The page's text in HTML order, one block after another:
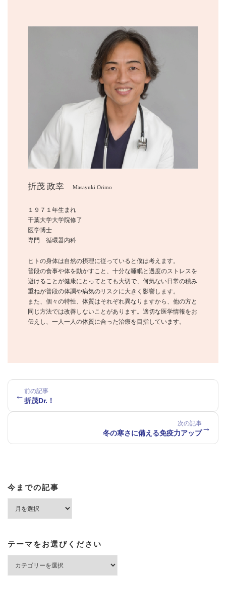
折茂 政幸 Masayuki Orimo
１９７１年生まれ
千葉大学大学院修了
医学博士
専門 循環器内科
ヒトの身体は自然の摂理に従っていると僕は考えます。
普段の食事や体を動かすこと、十分な睡眠と過度のストレスを
避けることが健康にとってとても大切で、何気ない日常の積み
重ねが普段の体調や病気のリスクに大きく影響します。
また、個々の特性、体質はそれぞれ異なりますから、他の方と
同じ方法では改善しないことがあります。適切な医学情報をお
伝えし、一人一人の体質に合った治療を目指しています。
← 前の記事
折茂Dr.！
次の記事
冬の寒さに備える免疫力アップ→
今までの記事
記
テーマをお選びください